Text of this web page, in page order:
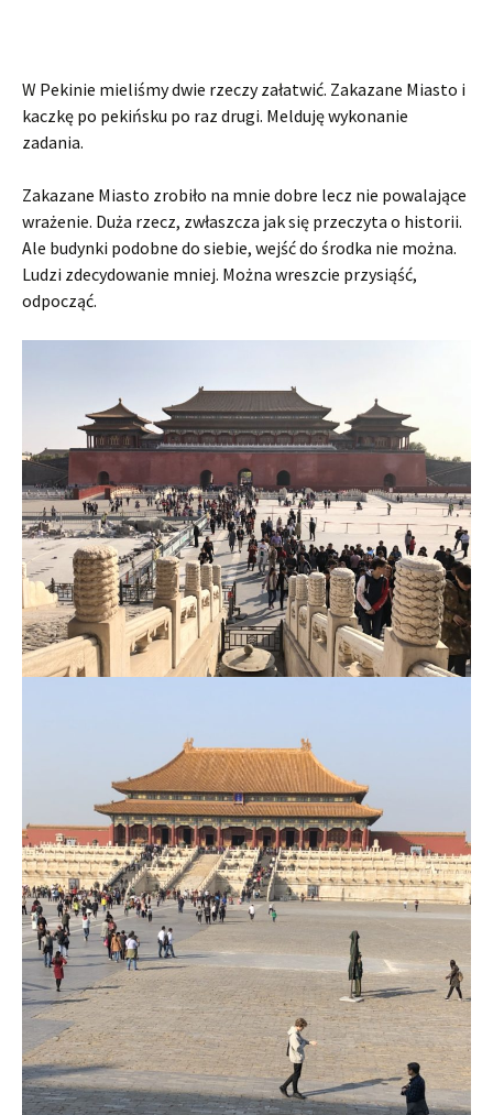
W Pekinie mieliśmy dwie rzeczy załatwić. Zakazane Miasto i
kaczkę po pekińsku po raz drugi. Melduję wykonanie
zadania.
Zakazane Miasto zrobiło na mnie dobre lecz nie powalające
wrażenie. Duża rzecz, zwłaszcza jak się przeczyta o historii.
Ale budynki podobne do siebie, wejść do środka nie można.
Ludzi zdecydowanie mniej. Można wreszcie przysiąść,
odpocząć.